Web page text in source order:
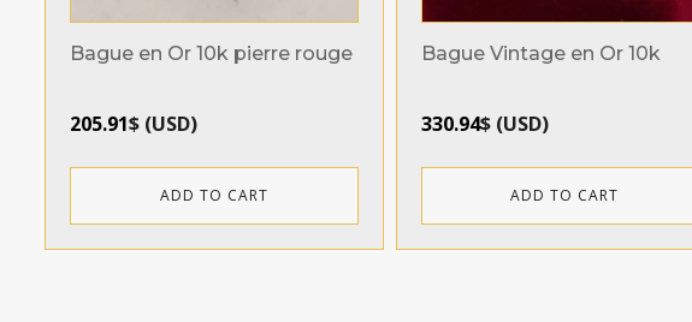
Bague en Or 10k pierre rouge
205.91$ (USD)
ADD TO CART
Bague Vintage en Or 10k
330.94$(USD)
ADD TO CART